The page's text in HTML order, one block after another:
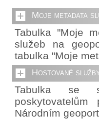
Moje metadata
Tabulka "Moje
služeb na
tabulka "Moje
Hostované
Tabulka se
Národním